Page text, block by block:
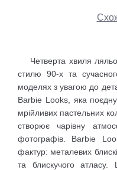
Четверта хвиля
стилю 90-х та
моделях з увагою до
Barbie Looks, яка
мрійливих пастельних
створює чарівну
фотографів. Barbie
фактур: металевих
та блискучого